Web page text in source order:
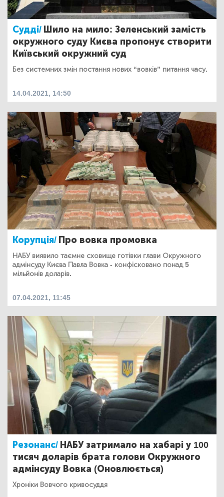
Судді/ Шило на мило: Зеленський замість
окружного суду Києва пропонує створити
Київський окружний суд
Без системних змін постання нових “вовків” питання часу.
14.04.2021, 14:50
Корупція/ Про вовка промовка
НАБУ виявило таємне сховище готівки глави Окружного
адмінсуду Києва Павла Вовка - конфісковано понад 5
мільйонів доларів.
07.04.2021, 11:45
Резонанс/ НАБУ затримало на хабарі у 100
тисяч доларів брата голови Окружного
адмінсуду Вовка (Оновлюється)
Хроніки Вовчого кривосуддя